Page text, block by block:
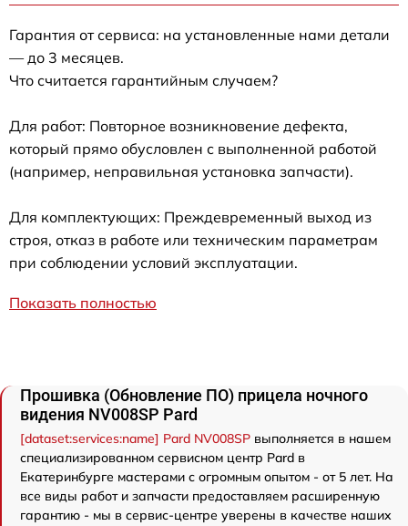
Гарантия от сервиса: на установленные нами детали
— до 3 месяцев.
Что считается гарантийным случаем?
Для работ: Повторное возникновение дефекта,
который прямо обусловлен с выполненной работой
(например, неправильная установка запчасти).
Для комплектующих: Преждевременный выход из
строя, отказ в работе или техническим параметрам
при соблюдении условий эксплуатации.
Показать полностью
Прошивка (Обновление ПО) прицела ночного
видения NV008SP Pard
[dataset:services:name] Pard NV008SP выполняется в нашем
специализированном сервисном центр Pard в
Екатеринбурге мастерами с огромным опытом - от 5 лет. На
все виды работ и запчасти предоставляем расширенную
гарантию - мы в сервис-центре уверены в качестве наших